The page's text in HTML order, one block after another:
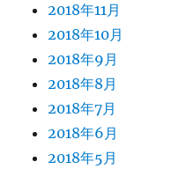
2018年11月
2018年10月
2018年9月
2018年8月
2018年7月
2018年6月
2018年5月